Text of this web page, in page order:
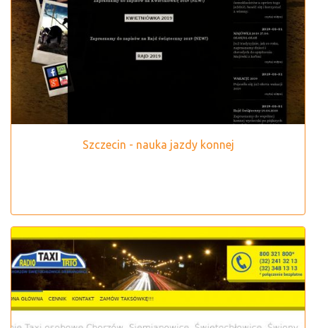
Szczecin - nauka jazdy konnej